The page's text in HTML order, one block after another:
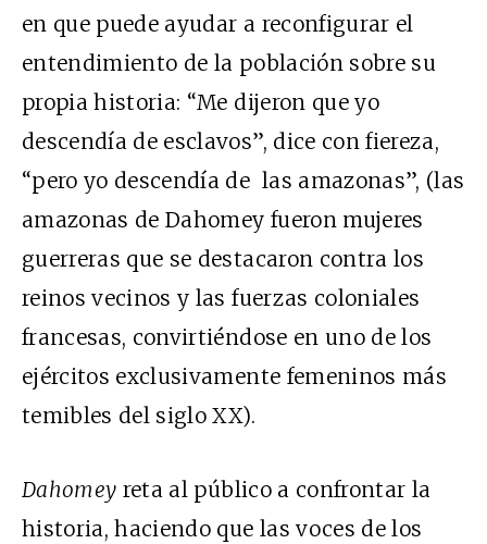
en que puede ayudar a reconfigurar el
entendimiento de la población sobre su
propia historia: “Me dijeron que yo
descendía de esclavos”, dice con fiereza,
“pero yo descendía de las amazonas”, (las
amazonas de Dahomey fueron mujeres
guerreras que se destacaron contra los
reinos vecinos y las fuerzas coloniales
francesas, convirtiéndose en uno de los
ejércitos exclusivamente femeninos más
temibles del siglo XX).
Dahomey reta al público a confrontar la
historia, haciendo que las voces de los